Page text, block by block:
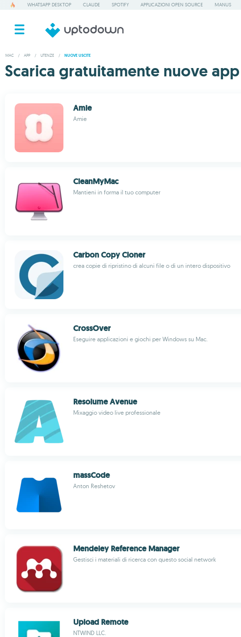
WHATSAPP DESKTOP CLAUDE SPOTIFY APPLICAZIONI OPEN SOURCE MANUS
MAC / APP / UTENZE / NUOVE USCITE
Scarica gratuitamente nuove
Amie
Amie
CleanMyMac
Mantieni in forma il tuo computer
Carbon Copy Cloner
crea copie di ripristino di alcuni file o di un intero dispositivo
CrossOver
Eseguire applicazioni e giochi per Windows su Mac.
Resolume Avenue
Mixaggio video live professionale
massCode
Anton Reshetov
Mendeley Reference Manager
Gestisci i materiali di ricerca con questo social network
Upload Remote
NTWIND LLC.